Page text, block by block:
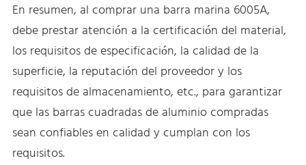
En resumen, al comprar una barra marina 6005A,
debe prestar atención a la certificación del material,
los requisitos de especificación, la calidad de la
superficie, la reputación del proveedor y los
requisitos de almacenamiento, etc., para garantizar
que las barras cuadradas de aluminio compradas
sean confiables en calidad y cumplan con los
requisitos.